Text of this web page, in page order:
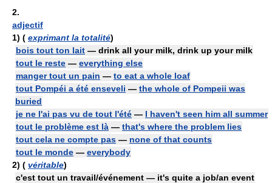
2.
adjectif
1) ( exprimant la totalité)
bois tout ton lait — drink all your milk, drink up your milk
tout le reste — everything else
manger tout un pain — to eat a whole loaf
tout Pompéi a été enseveli — the whole of Pompeii was
buried
je ne l'ai pas vu de tout l'été — I haven't seen him all summer
tout le problème est là — that's where the problem lies
tout cela ne compte pas — none of that counts
tout le monde — everybody
2) ( véritable)
c'est tout un travail/événement — it's quite a job/an event